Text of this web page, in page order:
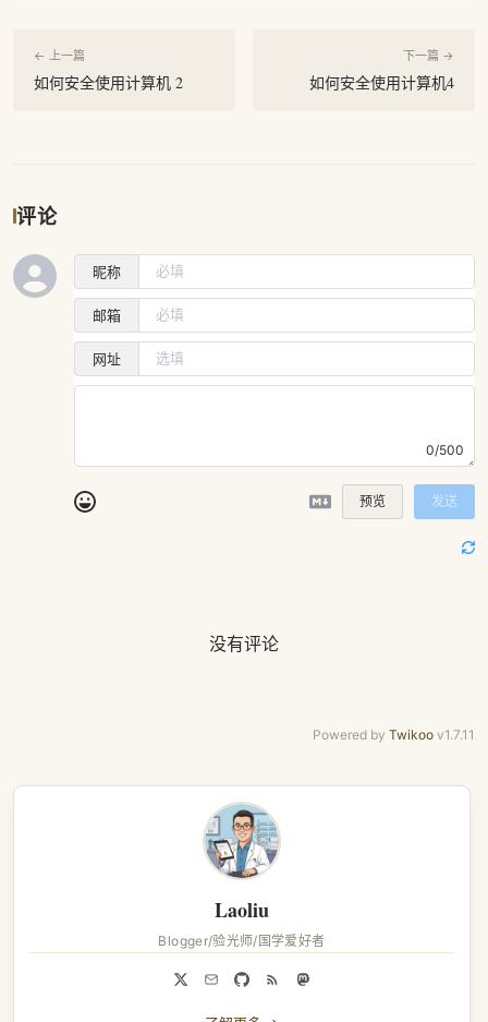
← 上一篇
如何安全使用计算机 2
下一篇 →
如何安全使用计算机4
评论
昵称
邮箱
网址
0/500
预览 发送
没有评论
Powered by Twikoo v1.7.11
Laoliu
Blogger/验光师/国学爱好者